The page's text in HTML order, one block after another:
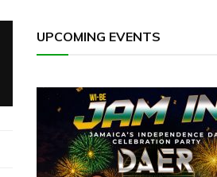
UPCOMING EVENTS